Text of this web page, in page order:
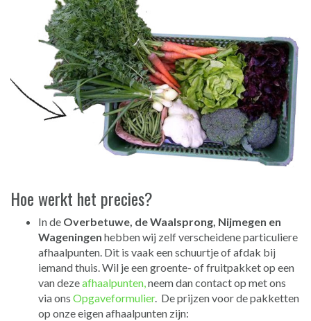
Hoe werkt het precies?
In de Overbetuwe, de Waalsprong, Nijmegen en
Wageningen hebben wij zelf verscheidene particuliere
afhaalpunten. Dit is vaak een schuurtje of afdak bij
iemand thuis. Wil je een groente- of fruitpakket op een
van dezeafhaalpunten,neem dan contact op met ons
via ons Opgaveformulier. De prijzen voor de pakketten
op onze eigen afhaalpunten zijn: